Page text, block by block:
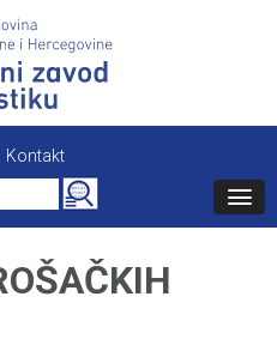
Kontakt
Search
for: